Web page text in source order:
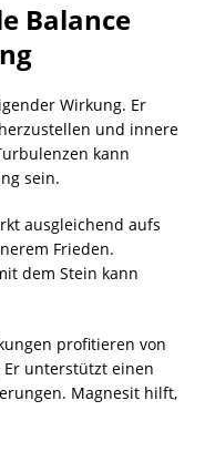
Balance
Wirkung. Er
und innere
kann
sein.
ausgleichend aufs
Frieden.
dem Stein kann
profitieren von
unterstützt einen
Magnesit hilft,